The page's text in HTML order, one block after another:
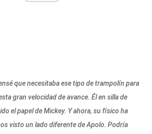
que necesitaba ese tipo de trampolín para
gran velocidad de avance. Él en silla de
el papel de Mickey. Y ahora, su físico ha
visto un lado diferente de Apolo. Podría